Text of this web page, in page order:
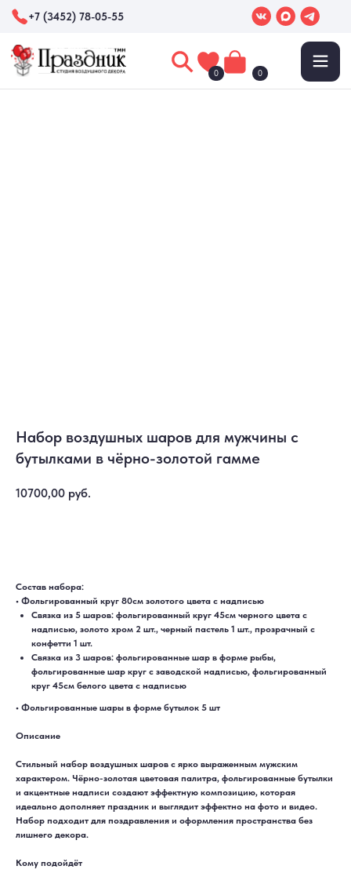
+7 (3452) 78-05-55
0
Набор воздушных шаров для мужчины с
бутылками в чёрно-золотой гамме
10700,00 руб.
Состав набора:
• Фольгированный круг 80см золотого цвета с надписью
Связка из 5 шаров: фольгированный круг 45см черного цвета с
надписью, золото хром 2 шт., черный пастель 1 шт., прозрачный с
конфетти 1 шт.
Связка из 3 шаров: фольгированные шар в форме рыбы,
фольгированные шар круг с заводской надписью, фольгированный
круг 45см белого цвета с надписью
• Фольгированные шары в форме бутылок 5 шт
Описание
Стильный набор воздушных шаров с ярко выраженным мужским
характером. Чёрно-золотая цветовая палитра, фольгированные бутылки
и акцентные надписи создают эффектную композицию, которая
идеально дополняет праздник и выглядит эффектно на фото и видео.
Набор подходит для поздравления и оформления пространства без
лишнего декора.
Кому подойдёт
ДОСТАВКА
Ежедневно, круглосуточно
САМОВЫВОЗ
С 10:00 до 19:30
Для девушек
Для мужчин
Цифры
Хиты продаж
ИНФОРМАЦИЯ
Доставка и оплата
Акции
Наши работы
Отзывы